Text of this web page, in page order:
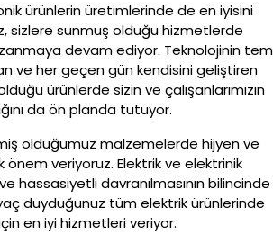
ürünlerin üretimlerinde de en iyisini
sizlere sunmuş olduğu hizmetlerde
devam ediyor. Teknolojinin tem
ve her geçen gün kendisini geliştiren
ürünlerde sizin ve çalışanlarımızın
da ön planda tutuyor.
olduğumuz malzemelerde hijyen ve
önem veriyoruz. Elektrik ve elektrinik
hassasiyetli davranılmasının bilincinde
duyduğunuz tüm elektrik ürünlerinde
en iyi hizmetleri veriyor.